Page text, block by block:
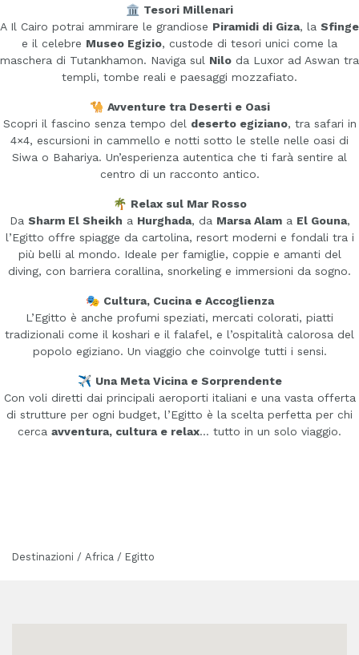
🏛️ Tesori Millenari
A Il Cairo potrai ammirare le grandiose Piramidi di Giza, la Sfinge
e il celebre Museo Egizio, custode di tesori unici come la
maschera di Tutankhamon. Naviga sul Nilo da Luxor ad Aswan tra
templi, tombe reali e paesaggi mozzafiato.
🐪 Avventure tra Deserti e Oasi
Scopri il fascino senza tempo del deserto egiziano, tra safari in
4×4, escursioni in cammello e notti sotto le stelle nelle oasi di
Siwa o Bahariya. Un’esperienza autentica che ti farà sentire al
centro di un racconto antico.
🌴 Relax sul Mar Rosso
Da Sharm El Sheikh a Hurghada, da Marsa Alama El Gouna,
l’Egitto offre spiagge da cartolina, resort moderni e fondali tra i
più belli al mondo. Ideale per famiglie, coppie e amanti del
diving, con barriera corallina, snorkeling e immersioni da sogno.
🎭 Cultura, Cucina e Accoglienza
L’Egitto è anche profumi speziati, mercati colorati, piatti
tradizionali come il koshari e il falafel, e l’ospitalità calorosa del
popolo egiziano. Un viaggio che coinvolge tutti i sensi.
✈️ Una Meta Vicina e Sorprendente
Con voli diretti dai principali aeroporti italiani e una vasta offerta
di strutture per ogni budget, l’Egitto è la scelta perfetta per chi
cerca avventura, cultura e relax… tutto in un solo viaggio.
Destinazioni / Africa / Egitto